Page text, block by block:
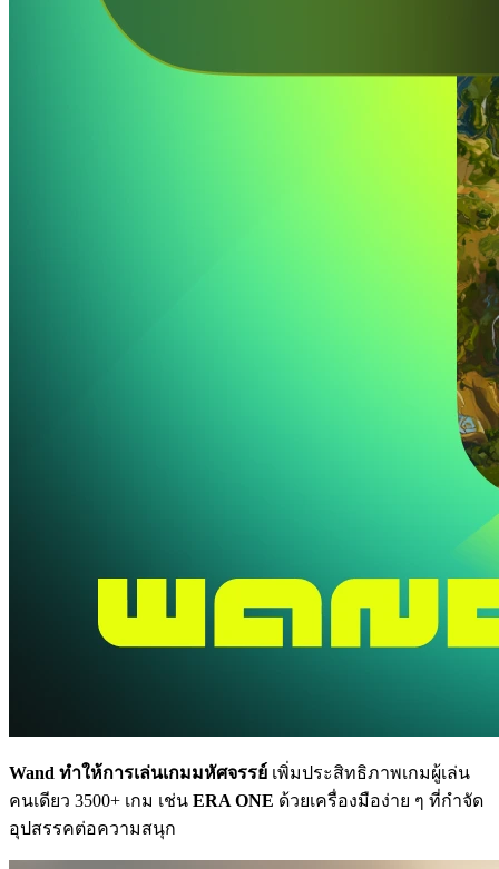
Wand ทำให้การเล่นเกมมหัศจรรย์ เพิ่มประสิทธิภาพเกมผู้เล่น
คนเดียว 3500+ เกม เช่น ERA ONE ด้วยเครื่องมือง่าย ๆ ที่กำจัด
อุปสรรคต่อความสนุก